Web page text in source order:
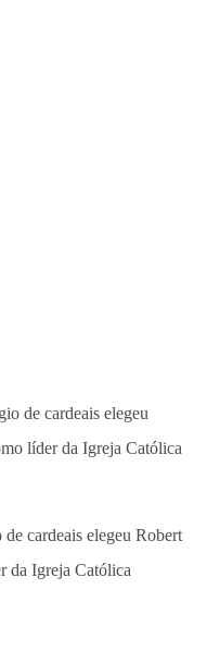
cardeais elegeu Robert
da Igreja Católica